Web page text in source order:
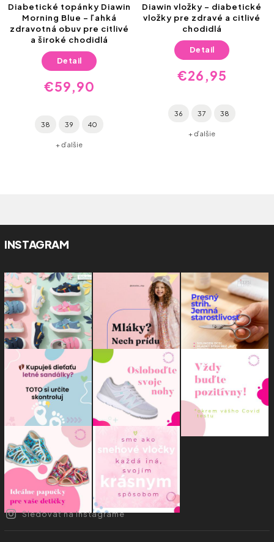
Diabetické topánky Diawin
Morning Blue – ľahká
zdravotná obuv pre citlivé
a široké chodidlá
€59,90
Detail
38 39 40
+ ďalšie
Diawin vložky – diabetické
vložky pre zdravé a citlivé
chodidlá
€26,95
Detail
36 37 38
+ ďalšie
INSTAGRAM
Sledovať na Instagrame